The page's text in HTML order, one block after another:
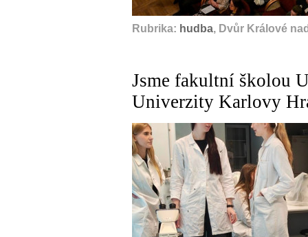
Rubrika: hudba, Dvůr Králové
Jsme fakultní školou
Univerzity Karlovy